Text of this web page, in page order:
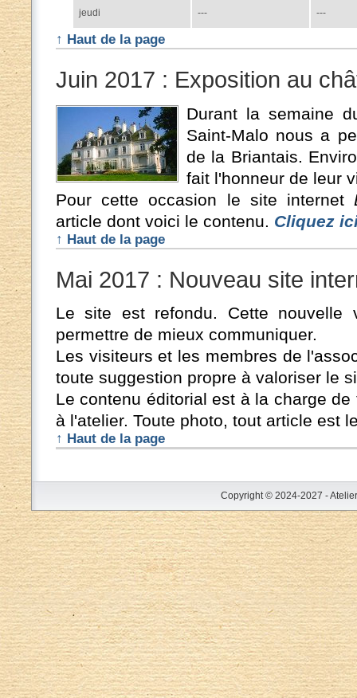
jeudi --- ---
↑ Haut de la page
Juin 2017 : Exposition au
Durant la semaine
Saint-Malo nous a
de la Briantais.
fait l'honneur de leur
Pour cette occasion le site internet
article dont voici le contenu. Cliquez
↑ Haut de la page
Mai 2017 : Nouveau site
Le site est refondu. Cette nouvelle
permettre de mieux communiquer.
Les visiteurs et les membres de
toute suggestion propre à valoriser le
Le contenu éditorial est à la charge
à l'atelier. Toute photo, tout article est
↑ Haut de la page
Copyright © 2024-2027 -